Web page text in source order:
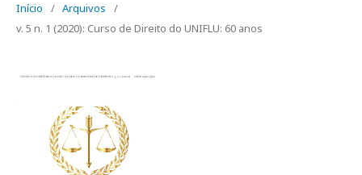
Início / Arquivos
/
v. 5 n. 1 (2020): Curso de Direito do UNIFLU: 60 anos